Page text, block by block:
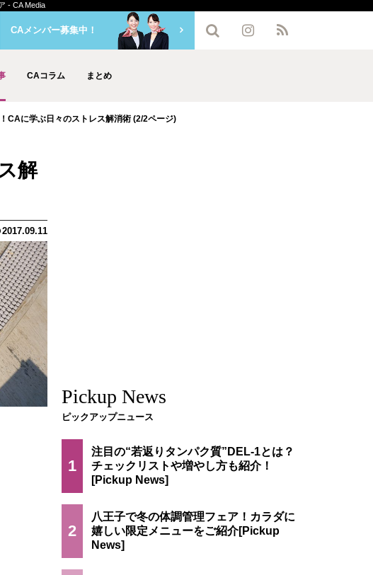
- CA Media
CAコラム まとめ
CAメンバー募集中！
CAに学ぶ日々のストレス解消術 (2/2ページ)
解
2017.09.11
Pickup News
ピックアップニュース
1
注目の“若返りタンパク質”DEL-1とは？
チェックリストや増やし方も紹介！
2
八王子で冬の体調管理フェア！カラダに
嬉しい限定メニューをご紹介